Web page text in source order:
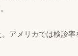
アメリカでは検診